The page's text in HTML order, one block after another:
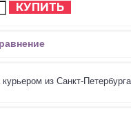
КУПИТЬ
из Санкт-